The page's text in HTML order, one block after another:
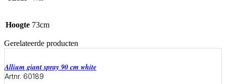
Hoogte 73cm
Gerelateerde producten
allium giant spray 90 cm white
Artnr. 60189